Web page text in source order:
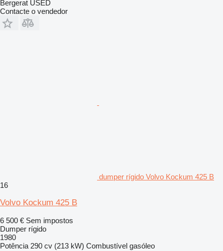
Bergerat USED
Contacte o vendedor
dumper rígido Volvo Kockum 425 B
16
Volvo Kockum 425 B
6 500 € Sem impostos
Dumper rígido
1980
Potência 290 cv (213 kW) Combustível gasóleo